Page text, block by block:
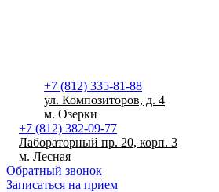
+7 (812) 335-81-88
ул. Композиторов, д. 4
м. Озерки
+7 (812) 382-09-77
Лабораторный пр. 20, корп. 3
м. Лесная
Обратный звонок
Записаться на прием